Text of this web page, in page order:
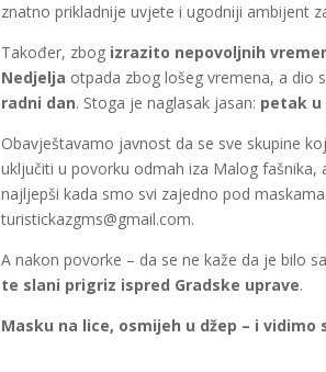
znatno prikladnije uvjete i ugodniji ambijent
Također, zbog izrazito nepovoljnih
Nedjelja otpada zbog lošeg vremena, a dio
radni dan. Stoga je naglasak jasan: petak u
Obavještavamo javnost da se sve skupine
uključiti u povorku odmah iza Malog
najljepši kada smo svi zajedno pod
turistickazgms@gmail.com.
A nakon povorke – da se ne kaže da je bilo
te slani prigriz ispred Gradske uprave.
Masku na lice, osmijeh u džep – i vidimo